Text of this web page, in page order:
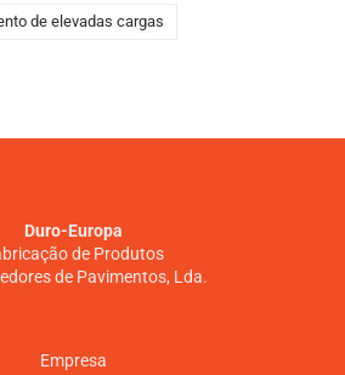
de elevadas cargas
Duro-Europa
de Produtos
de Pavimentos, Lda.
Empresa